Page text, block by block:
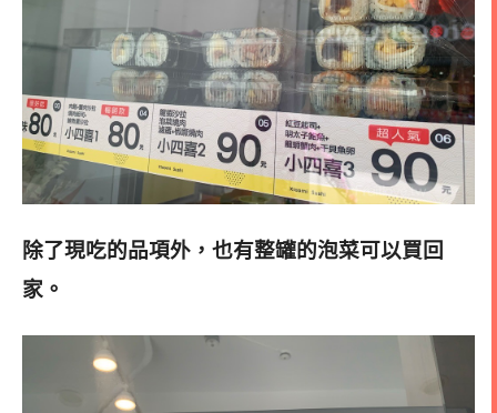
除了現吃的品項外，也有整罐的泡菜可以買回
家 。